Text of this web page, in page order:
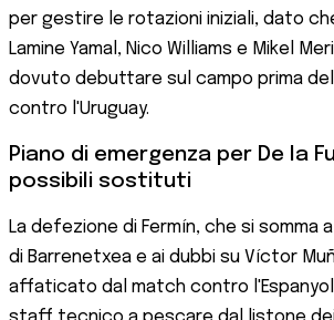
per gestire le rotazioni iniziali, dato
Lamine Yamal, Nico Williams e Mikel
dovuto debuttare sul campo prima
contro l'Uruguay.
Piano di emergenza per De la
possibili sostituti
La defezione di Fermín, che si somma
di Barrenetxea e ai dubbi su Víctor
affaticato dal match contro